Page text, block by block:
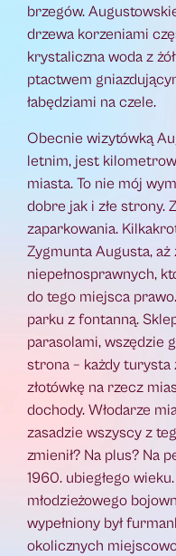
brzegów.
drzewa korzeniami
krystaliczna woda z
ptactwem
łabędziami na czele.
Obecnie wizytówką
letnim, jest
miasta. To nie mój
dobre jak i złe strony.
zaparkowania.
Zygmunta Augusta,
niepełnosprawnych,
do tego miejsca
parku z fontanną.
parasolami, wszędzie
strona – każdy turysta
złotówkę na rzecz
dochody. Włodarze
zasadzie wszyscy z
zmienił? Na plus? Na
1960. ubiegłego
młodzieżowego
wypełniony był
okolicznych